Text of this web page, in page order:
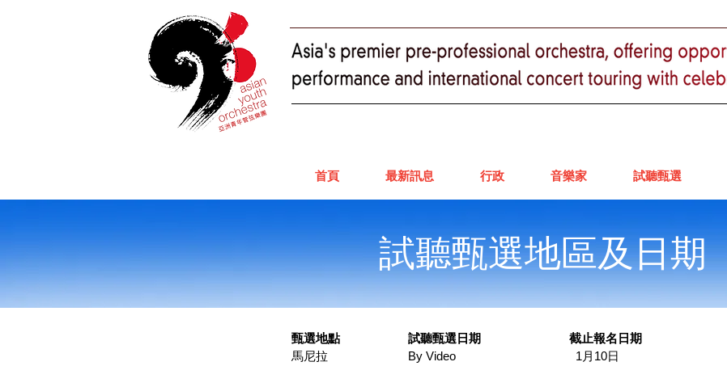
首頁 最新訊息 行政 音樂家 試聽甄選
試聽甄選地區及日期
甄選地點​
馬尼拉
試聽甄選日期​
By Video
截止報名日期
1月10日